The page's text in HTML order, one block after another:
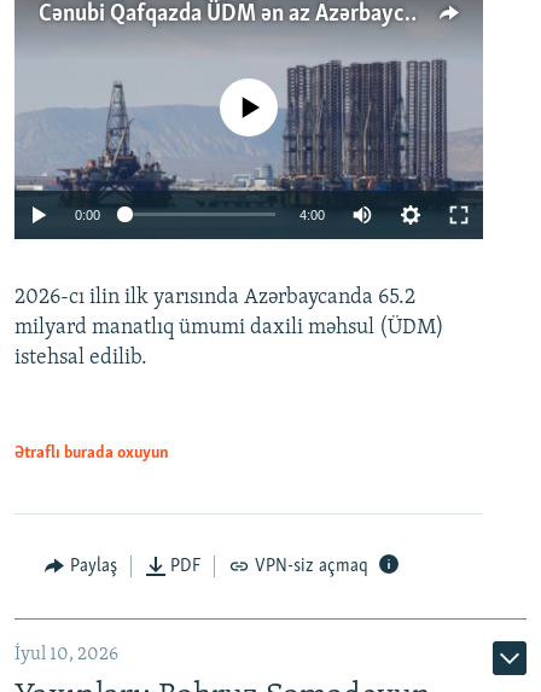
Cənubi Qafqazda ÜDM ən az Azərbaycanda artır: Qonşuları niyə Bakını qabaqlaya bilir?
Auto 240p 360p 480p
No media source currently available
0:00 4:00
360p
480p
2026-cı ilin ilk yarısında Azərbaycanda 65.2
milyard manatlıq ümumi daxili məhsul (ÜDM)
istehsal edilib.
Ətraflı burada oxuyun
Paylaş PDF VPN-siz açmaq
İyul 10, 2026